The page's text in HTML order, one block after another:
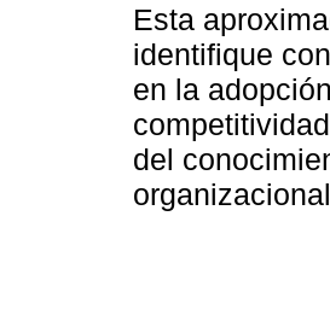
Esta
identifique
en la
del